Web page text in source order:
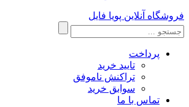
فروشگاه آنلاین پویا فایل
پرداخت
تایید خرید
تراکنش ناموفق
سوابق خرید
تماس با ما